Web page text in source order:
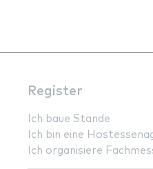
Register
Ich baue Stände
Ich bin eine
Ich organisiere